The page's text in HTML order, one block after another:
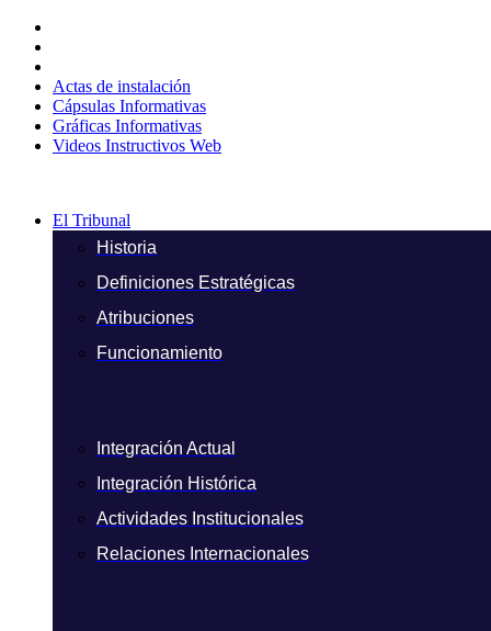
contenido
Actas de instalación
Cápsulas Informativas
Gráficas Informativas
Videos Instructivos Web
El Tribunal
Historia
Definiciones Estratégicas
Atribuciones
Funcionamiento
Integración Actual
Integración Histórica
Actividades Institucionales
Relaciones Internacionales